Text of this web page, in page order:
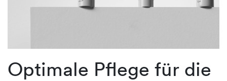
Optimale Pflege für die